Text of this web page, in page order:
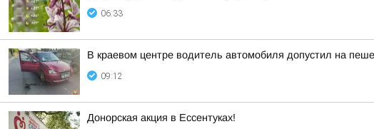
06:33
В краевом центре водитель автомобиля допустил на
09:12
Донорская акция в Ессентуках!